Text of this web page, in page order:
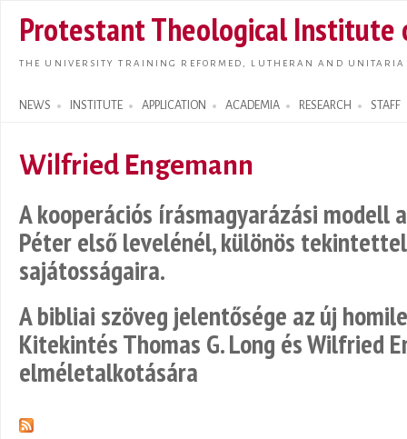
main
Protestant Theological Institute
THE UNIVERSITY TRAINING REFORMED, LUTHERAN AND
NEWS INSTITUTE APPLICATION ACADEMIA RESEARCH STAFF
Search form
Wilfried Engemann
A kooperációs írásmagyarázási modell
Péter első levelénél, különös
sajátosságaira.
A bibliai szöveg jelentősége az új
Kitekintés Thomas G. Long és Wilfried
elméletalkotására